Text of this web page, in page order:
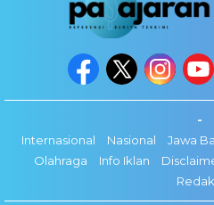
-
Internasional
Nasional Jawa
Olahraga
Info Iklan